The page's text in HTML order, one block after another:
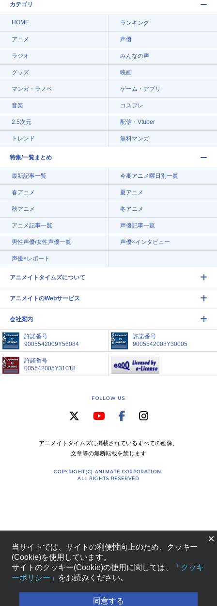
カテゴリ
HOME ランキング
アニメ 声優
ラジオ みんなの声
グッズ 映画
マンガ・ラノベ ゲーム・アプリ
音楽 コスプレ
2.5次元 配信・Vtuber
トレンド 無料マンガ
特集/一覧まとめ
最新記事一覧 今期アニメ曜日別一覧
春アニメ 夏アニメ
秋アニメ 冬アニメ
アニメ記事一覧 声優記事一覧
男性声優/女性声優一覧 声優×インタビュー
声優×レポート
アニメイトタイムズについて
アニメイトのWebサービス
会社案内
許諾番号
9005542009Y56084
許諾番号
9005542008Y30005
許諾番号
005542005Y31018
FOLLOW US
アニメイトタイムズに掲載されているすべての画像、
文章等の無断転載を禁じます
COPYRIGHT(C) ANIMATE CORPORATION.
ALL RIGHTS RESERVED
×
当サイトでは、サイトの利便性向上のため、クッキー
(Cookie)を使用しています。
サイトのクッキー(Cookie)の使用に関しては、
「クッキ
ーポリシー」
をお読みください。
同意する